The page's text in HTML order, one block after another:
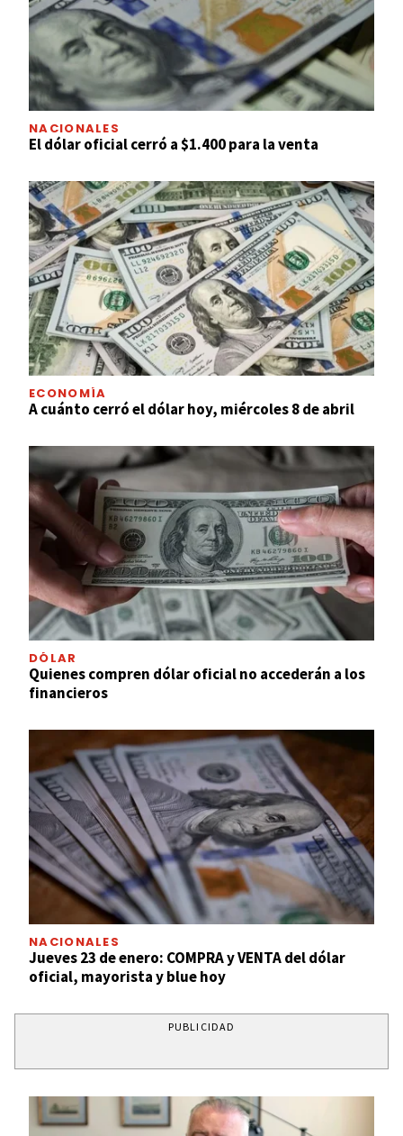
NACIONALES
El dólar oficial cerró a $1.400 para la venta
ECONOMÍA
A cuánto cerró el dólar hoy, miércoles 8 de abril
DÓLAR
Quienes compren dólar oficial no accederán a los
financieros
NACIONALES
Jueves 23 de enero: COMPRA y VENTA del dólar
oficial, mayorista y blue hoy
PUBLICIDAD